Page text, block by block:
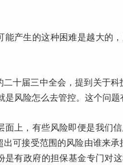
能产生的这种困难是越大的
十届三中全会，提到关于
风险怎么去管控。这个问题
面上，有些风险即便是我们
可接受范围的风险由谁来
是有政府的担保基金专门对